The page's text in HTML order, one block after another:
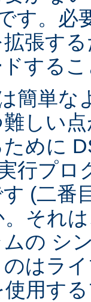
す。必
張す
する
簡単な
しい
めに
行プ
(二番
それ
の シ
はラ
用す